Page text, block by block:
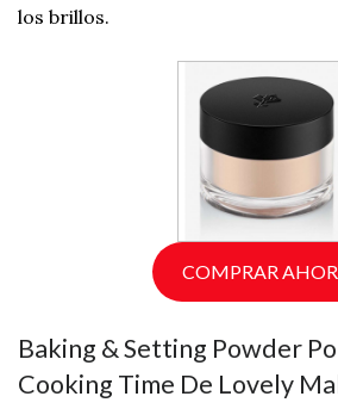
los brillos.
COMPRAR
Baking & Setting Powder
Cooking Time De Lovely